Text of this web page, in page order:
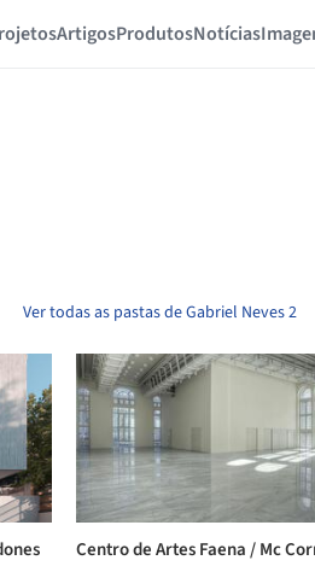
ArtigosProdutosNotícias
Ver todas as pastas de Gabriel Neves 2
Centro de Artes Faena / Mc